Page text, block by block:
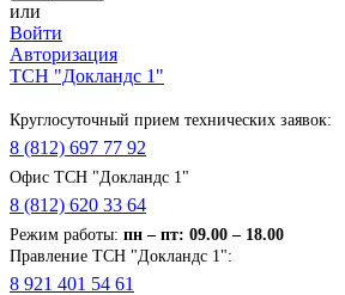
или
Войти
Авторизация
ТСН "Докландс 1"
Круглосуточный прием технических заявок:
8 (812) 697 77 92
Офис ТСН "Докландс 1"
8 (812) 620 33 64
Режим работы: пн – пт: 09.00 – 18.00
Правление ТСН "Докландс 1":
8 921 401 54 61